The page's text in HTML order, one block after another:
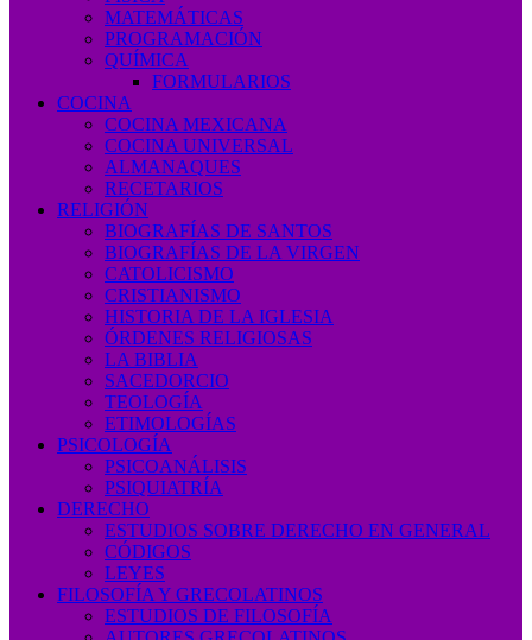
MATEMÁTICAS
PROGRAMACIÓN
QUÍMICA
FORMULARIOS
COCINA
COCINA MEXICANA
COCINA UNIVERSAL
ALMANAQUES
RECETARIOS
RELIGIÓN
BIOGRAFÍAS DE SANTOS
BIOGRAFÍAS DE LA VIRGEN
CATOLICISMO
CRISTIANISMO
HISTORIA DE LA IGLESIA
ÓRDENES RELIGIOSAS
LA BIBLIA
SACEDORCIO
TEOLOGÍA
ETIMOLOGÍAS
PSICOLOGÍA
PSICOANÁLISIS
PSIQUIATRÍA
DERECHO
ESTUDIOS SOBRE DERECHO EN GENERAL
CÓDIGOS
LEYES
FILOSOFÍA Y GRECOLATINOS
ESTUDIOS DE FILOSOFÍA